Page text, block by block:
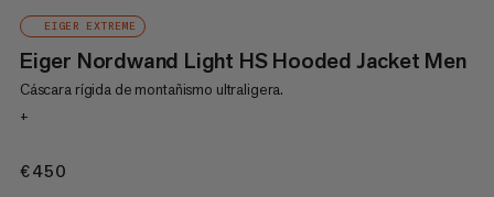
EIGER EXTREME
Eiger Nordwand Light HS Hooded Jacket Men
Cáscara rígida de montañismo ultraligera.
+
€450